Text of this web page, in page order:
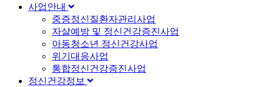
사업안내
중증정신질환자관리사업
자살예방 및 정신건강증진사업
아동청소년 정신건강사업
위기대응사업
통합정신건강증진사업
정신건강정보